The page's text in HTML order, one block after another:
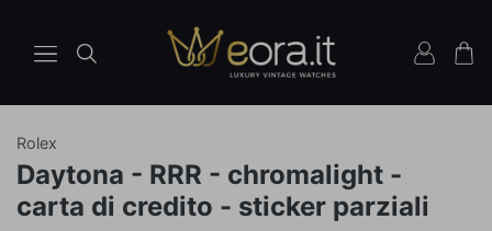
Rolex
Orologio
Daytona - RRR - chromalight -
carta di credito - sticker parziali